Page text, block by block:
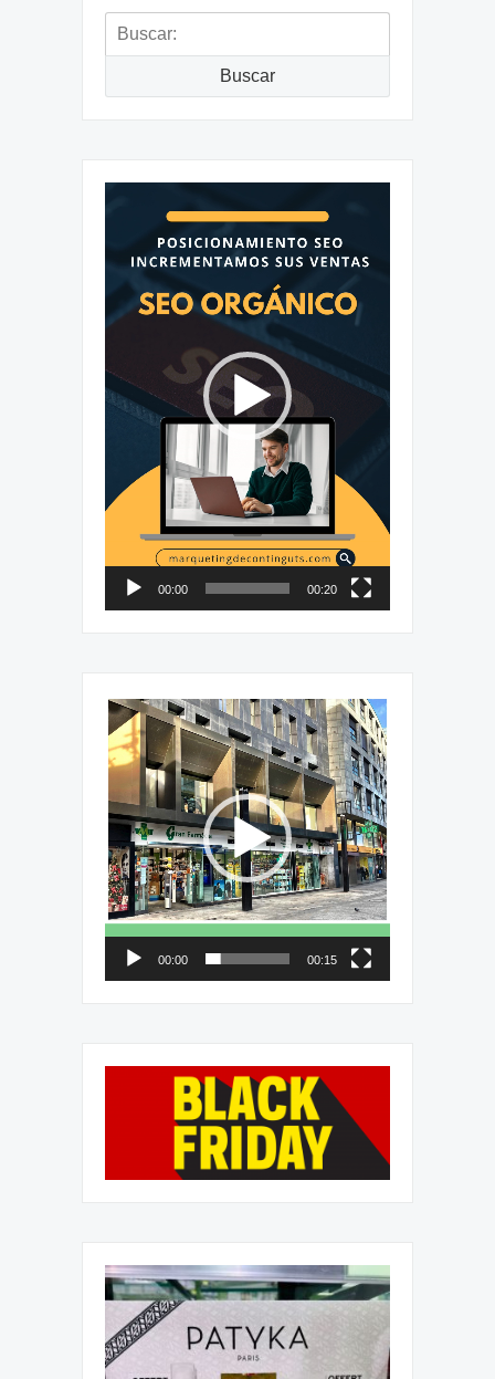
Buscar:
Buscar
00:00 00:20
Reproductor
de
vídeo
00:00 00:15